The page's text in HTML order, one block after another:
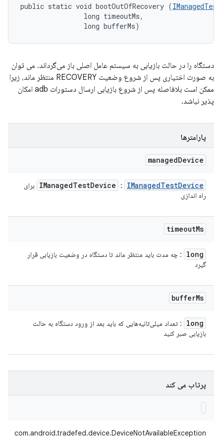
public static void bootOutOfRecovery (
                long timeoutMs,
                long bufferMs)
دستگاه را در حالت بازیابی به سیستم عامل اصلی باز می‌گرداند. می توان
به صورت اختیاری پس از شروع وضعیت RECOVERY منتظر ماند، زیرا
ممکن است بلافاصله پس از شروع بازیابی ارسال دستورات adb امکان
پذیر نباشد.
پارامترها
managedDevice
IManagedTestDevice : IManagedTestDevice
برای
راه اندازی
timeoutMs
long
: چه مدت باید منتظر ماند تا دستگاه در وضعیت بازیابی قرار
گیرد
bufferMs
long
: تعداد میلی‌ثانیه‌هایی که باید بعد از ورود دستگاه به حالت
بازیابی صبر کنید
پرتاب می کند
com.android.tradefed.device.DeviceNotAvailableException